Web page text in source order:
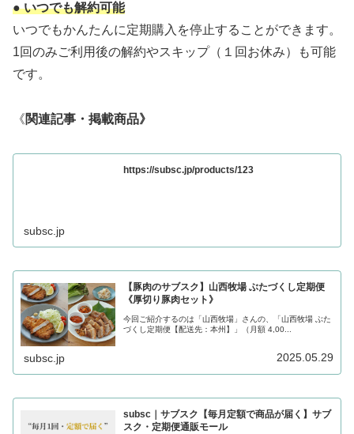
● いつでも解約可能
いつでもかんたんに定期購入を停止することができます。
1回のみご利用後の解約やスキップ（１回お休み）も可能
です。
《関連記事・掲載商品》
https://subsc.jp/products/123
subsc.jp
【豚肉のサブスク】山西牧場 ぶたづくし定期便
《厚切り豚肉セット》
今回ご紹介するのは「山西牧場」さんの、「山西牧場 ぶた
づくし定期便【配送先：本州】」（月額 4,00...
subsc.jp 2025.05.29
subsc｜サブスク【毎月定額で商品が届く】サブ
スク・定期便通販モール